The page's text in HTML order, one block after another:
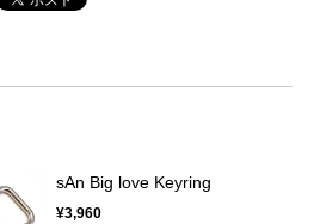
sAn Big love Keyring
¥3,960